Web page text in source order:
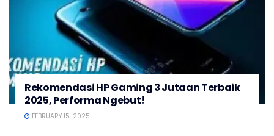
Rekomendasi HP Gaming 3 Jutaan Terbaik
2025, Performa Ngebut!
FEBRUARY 15, 2025